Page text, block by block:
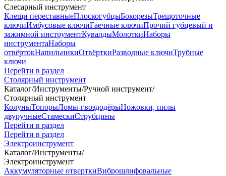
Слесарный инструмент
Клещи переставныеПлоскогубцыБокорезыТрещоточные
ключиИмбусовые ключиГаечные ключиПрочий губцевый и
зажимной инструментКувалдыМолоткиНаборы
инструментаНаборы
отвёртокНапильникиОтвёрткиРазводные ключиТрубные
ключи
Перейти в раздел
Столярный инструмент
Каталог/Инструменты/Ручной инструмент/
Столярный инструмент
КолуныТопорыЛомы-гвоздодёрыНожовки, пилы
двуручныеСтамескиСтрубцины
Перейти в раздел
Перейти в раздел
Электроинструмент
Каталог/Инструменты/
Электроинструмент
Аккумуляторные отверткиВиброшлифовальные